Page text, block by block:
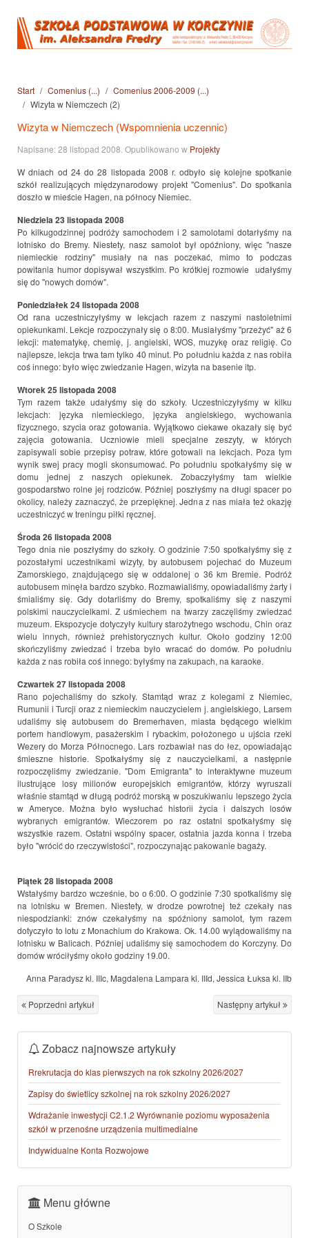
Start Comenius (...)
Comenius 2006-2009 (...)
Wizyta w Niemczech (2)
Wizyta w Niemczech (Wspomnienia uczennic)
Napisane:28 listopad 2008 . Opublikowano w Projekty
W dniach od 24 do 28 listopada 2008 r. odbyło się kolejne spotkanie
szkół realizujących międzynarodowy projekt "Comenius". Do spotkania
doszło w mieście Hagen, na północy Niemiec.
Niedziela 23 listopada 2008
Po kilkugodzinnej podróży samochodem i 2 samolotami dotarłyśmy na
lotnisko do Bremy. Niestety, nasz samolot był opóźniony, więc "nasze
niemieckie rodziny" musiały na nas poczekać, mimo to podczas
powitania humor dopisywał wszystkim. Po krótkiej rozmowie udałyśmy
się do "nowych domów".
Poniedziałek 24 listopada2008
Od rana uczestniczyłyśmy w lekcjach razem z naszymi nastoletnimi
opiekunkami. Lekcje rozpoczynały się o 8:00. Musiałyśmy "przeżyć" aż 6
lekcji: matematykę, chemię, j. angielski, WOS, muzykę oraz religię. Co
najlepsze, lekcja trwa tam tylko 40 minut. Po południu każda z nas robiła
coś innego: było więc zwiedzanie Hagen, wizyta na basenie itp.
Wtorek 25 listopada 2008
Tym razem także udałyśmy się do szkoły. Uczestniczyłyśmy w kilku
lekcjach: języka niemieckiego, języka angielskiego, wychowania
fizycznego, szycia oraz gotowania. Wyjątkowo ciekawe okazały się być
zajęcia gotowania. Uczniowie mieli specjalne zeszyty, w których
zapisywali sobie przepisy potraw, które gotowali na lekcjach. Poza tym
wynik swej pracy mogli skonsumować. Po południu spotkałyśmy się w
domu jednej z naszych opiekunek. Zobaczyłyśmy tam wielkie
gospodarstwo rolne jej rodziców. Później poszłyśmy na długi spacer po
okolicy, należy zaznaczyć, że przepięknej. Jedna z nas miała też okazję
uczestniczyć w treningu piłki ręcznej.
Środa 26 listopada2008
Tego dnia nie poszłyśmy do szkoły. O godzinie 7:50 spotkałyśmy się z
pozostałymi uczestnikami wizyty, by autobusem pojechać do Muzeum
Zamorskiego, znajdującego się w oddalonej o 36 km Bremie. Podróż
autobusem minęła bardzo szybko. Rozmawialiśmy, opowiadaliśmy żarty i
śmialiśmy się. Gdy dotarliśmy do Bremy, spotkaliśmy się z naszymi
polskimi nauczycielkami. Z uśmiechem na twarzy zaczęliśmy zwiedzać
muzeum. Ekspozycje dotyczyły kultury starożytnego wschodu, Chin oraz
wielu innych, również prehistorycznych kultur. Około godziny 12:00
skończyliśmy zwiedzać i trzeba było wracać do domów. Po południu
każda z nas robiła coś innego: byłyśmy na zakupach, na karaoke.
Czwartek 27 listopada2008
Rano pojechaliśmy do szkoły. Stamtąd wraz z kolegami z Niemiec,
Rumunii i Turcji oraz z niemieckim nauczycielem j. angielskiego, Larsem
udaliśmy się autobusem do Bremerhaven, miasta będącego wielkim
portem handlowym, pasażerskim i rybackim, położonego u ujścia rzeki
Wezery do Morza Północnego. Lars rozbawiał nas do łez, opowiadając
śmieszne historie. Spotkałyśmy się z nauczycielkami, a następnie
rozpoczęliśmy zwiedzanie. "Dom Emigranta" to interaktywne muzeum
ilustrujące losy milionów europejskich emigrantów, którzy wyruszali
właśnie stamtąd w długą podróż morską w poszukiwaniu lepszego życia
w Ameryce. Można było wysłuchać historii życia i dalszych losów
wybranych emigrantów. Wieczorem po raz ostatni spotkałyśmy się
wszystkie razem. Ostatni wspólny spacer, ostatnia jazda konna i trzeba
było "wrócić do rzeczywistości", rozpoczynając pakowanie bagaży.
Piątek 28 listopada2008
Wstałyśmy bardzo wcześnie, bo o 6:00. O godzinie 7:30 spotkaliśmy się
na lotnisku w Bremen. Niestety, w drodze powrotnej też czekały nas
niespodzianki: znów czekałyśmy na spóźniony samolot, tym razem
dotyczyło to lotu z Monachium do Krakowa. Ok. 14.00 wylądowaliśmy na
lotnisku w Balicach. Później udaliśmy się samochodem do Korczyny. Do
domów wróciłyśmy około godziny 19.00.
Anna Paradysz kl. IIIc, Magdalena Lampara kl. IIId, Jessica Łuksa kl. IIb
Poprzedni artykuł Następny artykuł
Zobacz najnowsze artykuły
Rrekrutacja do klas pierwszych na rok szkolny 2026/2027
Zapisy do świetlicy szkolnej na rok szkolny 2026/2027
Wdrażanie inwestycji C2.1.2 Wyrównanie poziomu wyposażenia
szkół w przenośne urządzenia multimedialne
Indywidualne Konta Rozwojowe
Menu główne
O Szkole